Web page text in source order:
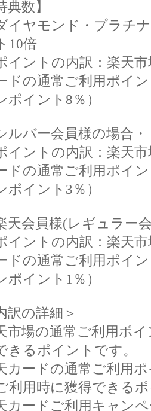
典数】
イヤモンド・プラチ
10倍
イントの内訳：楽天
ドの通常ご利用ポイ
ポイント8％）
ルバー会員様の場合・
イントの内訳：楽天
ドの通常ご利用ポイ
ポイント3％）
会員様(レギュラー
イントの内訳：楽天
ドの通常ご利用ポイ
ポイント1％）
訳の詳細＞
市場の通常ご利用ポ
きるポイントです。
カードの通常ご利用
利用時に獲得できる
カードご利用キャン